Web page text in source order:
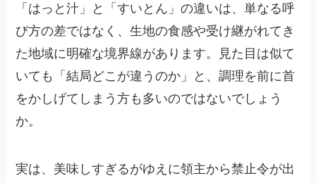
「はっと汁」と「すいとん」の違いは、単なる呼
び方の差ではなく、生地の食感や受け継がれてき
た地域に明確な境界線があります。見た目は似て
いても「結局どこが違うのか」と、調理を前に首
をかしげてしまう方も多いのではないでしょう
か。
実は、美味しすぎるがゆえに領主から禁止令が出